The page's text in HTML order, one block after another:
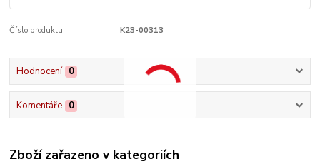
Číslo produktu: K23-00313
Hodnocení 0
Komentáře 0
Zboží zařazeno v kategoriích